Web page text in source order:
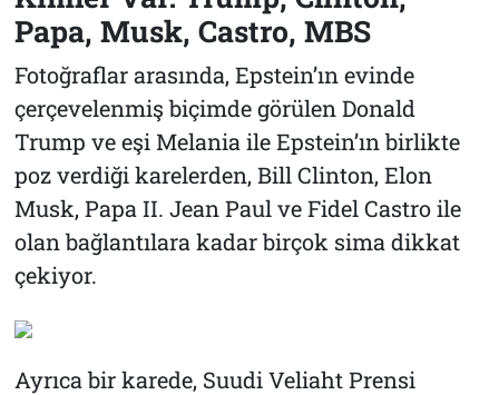
Papa, Musk, Castro, MBS
Fotoğraflar arasında, Epstein’ın evinde
çerçevelenmiş biçimde görülen Donald
Trump ve eşi Melania ile Epstein’ın birlikte
poz verdiği karelerden, Bill Clinton, Elon
Musk, Papa II. Jean Paul ve Fidel Castro ile
olan bağlantılara kadar birçok sima dikkat
çekiyor.
Ayrıca bir karede, Suudi Veliaht Prensi